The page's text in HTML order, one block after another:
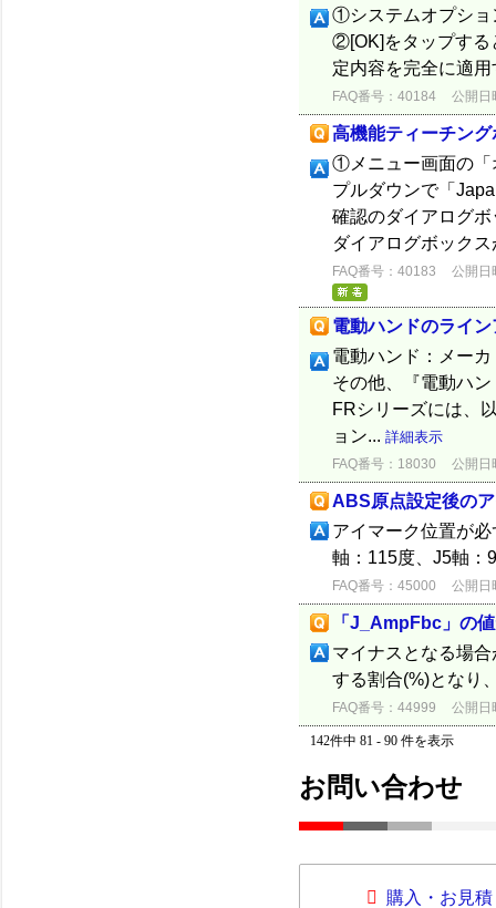
①システムオプショ
②[OK]をタップする
定内容を完全に適
FAQ番号：40184 公開日
高機能ティーチン
①メニュー画面の「
プルダウンで「
確認のダイアログ
ダイアログボック
FAQ番号：40183 公開日
電動ハンドのライ
電動ハンド：メー
その他、『電動ハ
FRシリーズには、
ョン... 詳細表示
FAQ番号：18030 公開日
ABS原点設定後の
アイマーク位置が
軸：115度、J5軸：
FAQ番号：45000 公開日
「J_AmpFbc」の
マイナスとなる場
する割合(%)となり
FAQ番号：44999 公開日
142件中 81 - 90 件を表示
お問い合わせ
購入・お見